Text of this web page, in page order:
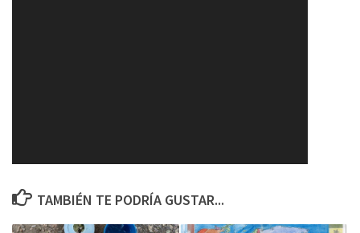
TAMBIÉN TE PODRÍA GUSTAR...